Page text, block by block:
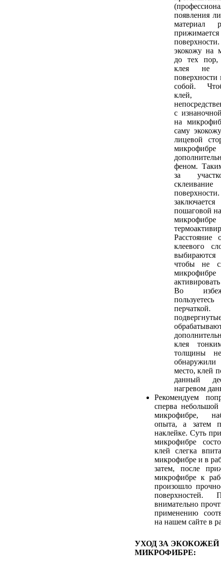
появления
материал
экокожу на
до тех пор,
клея не
собой.
клей,
с
на
саму
лицевой
микрофибре
феном.
за
пошаговой
клеевого
чтобы не
Во
клея
толщины
место, клей
данный
нагревом
Рекомендуем
сперва
микрофибре,
опыта, а затем
наклейке. Суть
микрофибре
клей слегка
микрофибре и в
затем, после
микрофибре к
произошло
поверхностей.
внимательно
применению
на нашем сайте в
УХОД ЗА ЭКОКОЖЕЙ
МИКРОФИБРЕ: